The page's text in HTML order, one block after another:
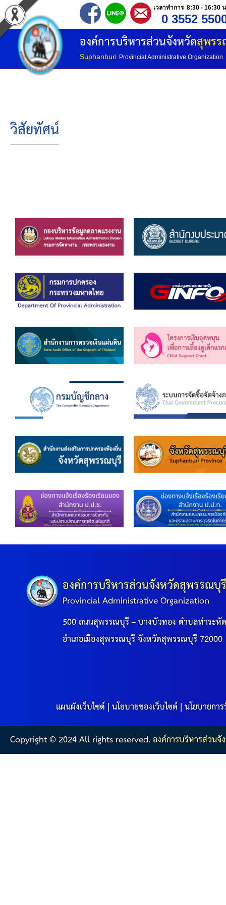
เวลาทำการ 8:30 - 16:30
0 3552
องค์การบริหารส่วนจังหวัดสุพร
Suphanburi Provincial Administrative Organization
หน้าแรก
ประวัติ อบจ
โครงสร้างองค์กร
ยุทธศาสตร์การพัฒนา
ประวัตินายก
รายการ อบจ.สัมพันธ์
กิจกรรม
ข่าวประชาสัมพันธ์
ประกาศจัดซื้อ-จัดจ้าง
ประกาศจัดซื้อ-จัดจ้างภาครัฐ
ข้อมูลการเลือกตั้ง
ผลงาน
ประกาศแผนการจัดซื้อจัดจ้าง
ประกาศแผนการจัดหาพัสดุ
รายงานผลการจัดซื้อจัดจ้างประจำปีงบประมาณ
ประกาศผู้ชนะการเสนอราคา
ประกาศราคากลาง
วิสัยทัศน์
องค์การบริหารส่วนจังหวัดสุพรรณบุ
Provincial Administrative Organization
500 ถนนสุพรรณบุรี – บางบัวทอง ตำบลท่าระหั
อำเภอเมืองสุพรรณบุรี จังหวัดสุพรรณบุรี 72000
แผนผังเว็บไซต์|นโยบายของเว็บไซต์|นโยบายกา
Copyright © 2024 All rights reserved.องค์การบริหารส่วน